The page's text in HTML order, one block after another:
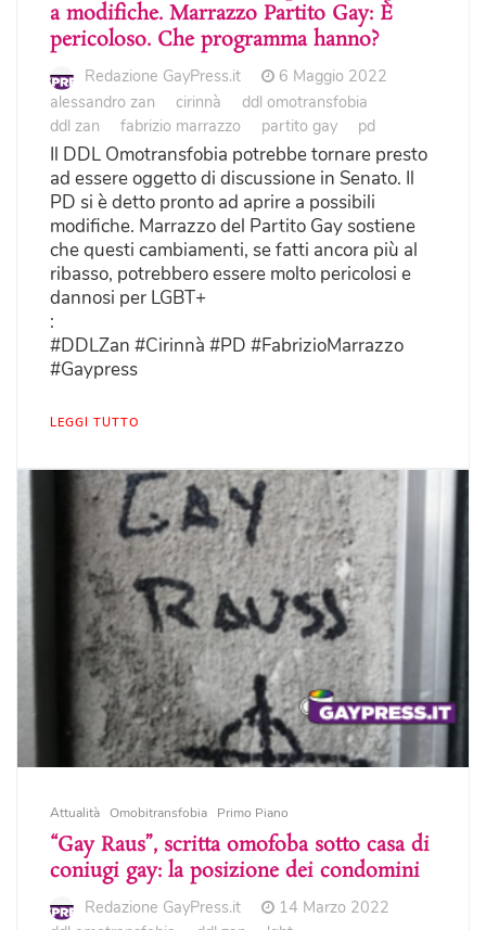
a modifiche. Marrazzo Partito Gay: È
pericoloso. Che programma hanno?
Redazione GayPress.it
6 Maggio 2022
alessandro zan
cirinnà
ddl omotransfobia
ddl zan
fabrizio marrazzo partito gay pd
Il DDL Omotransfobia potrebbe tornare presto
ad essere oggetto di discussione in Senato. Il
PD si è detto pronto ad aprire a possibili
modifiche. Marrazzo del Partito Gay sostiene
che questi cambiamenti, se fatti ancora più al
ribasso, potrebbero essere molto pericolosi e
dannosi per LGBT+
:
#DDLZan #Cirinnà #PD #FabrizioMarrazzo
#Gaypress
LEGGI TUTTO
Attualità Omobitransfobia Primo Piano
“Gay Raus”, scritta omofoba sotto casa di
coniugi gay: la posizione dei condomini
Redazione GayPress.it
14 Marzo 2022